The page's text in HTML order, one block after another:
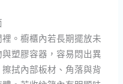
。櫥櫃內若長期擺放未
塑膠容器，容易悶出異
拭內部板材、角落與背